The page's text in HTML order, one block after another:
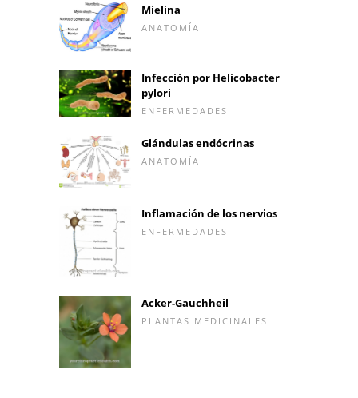
Mielina
ANATOMÍA
Infección por Helicobacter
pylori
ENFERMEDADES
Glándulas endócrinas
ANATOMÍA
Inflamación de los nervios
ENFERMEDADES
Acker-Gauchheil
PLANTAS MEDICINALES